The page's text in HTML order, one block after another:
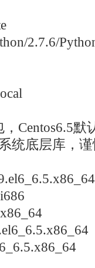
2.7.6/
默
统底层库，